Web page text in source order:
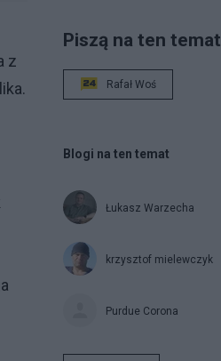
z
Piszą na ten temat
Rafał Woś
Blogi na ten temat
Łukasz Warzecha
krzysztof mielewczyk
Purdue Corona